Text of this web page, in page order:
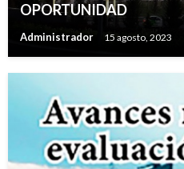
OPORTUNIDAD
Administrador 15 agosto, 2023